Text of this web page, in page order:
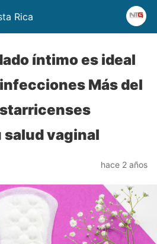
Rica
íntimo es ideal
Más del
vaginal
hace 2 años